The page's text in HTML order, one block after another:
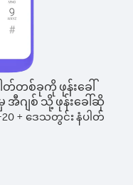
တ်တစ်ခုကို ဖုန်းခေါ်
အီဂျစ် သို့ ဖုန်းခေါ်ဆို
20 + ဒေသတွင်း နံပါတ်